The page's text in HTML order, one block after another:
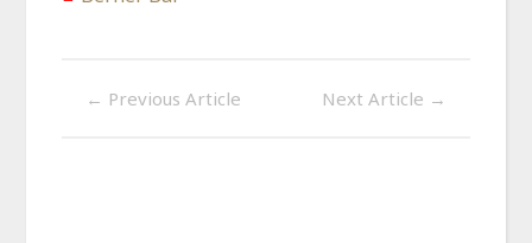
← Previous Article Next Article →